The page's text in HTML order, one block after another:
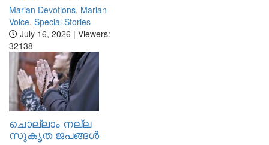
Marian Devotions, Marian
Voice, Special Stories
July 16, 2026 | Viewers:
32138
ചൊല്ലാം നല്ല
സുകൃത ജപങ്ങൾ